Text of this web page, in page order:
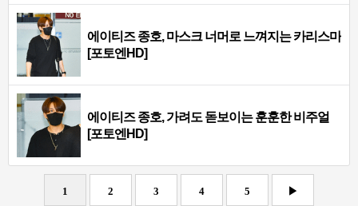
에이티즈 종호, 마스크 너머로 느껴지는 카리스마
[포토엔HD]
에이티즈 종호, 가려도 돋보이는 훈훈한 비주얼
[포토엔HD]
1 2 3 4 5 ▶